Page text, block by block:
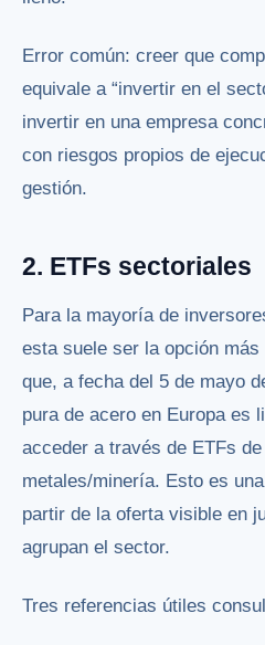
Error común: creer que
equivale a “invertir en el
invertir en una empresa
con riesgos propios de
gestión.
2. ETFs sectoriales
Para la mayoría de
esta suele ser la opción
que, a fecha del 5 de mayo
pura de acero en Europa es
acceder a través de ETFs
metales/minería. Esto es
partir de la oferta visible en
agrupan el sector.
Tres referencias útiles